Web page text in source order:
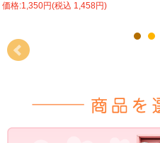
価格:1,350円(税込 1,458円)